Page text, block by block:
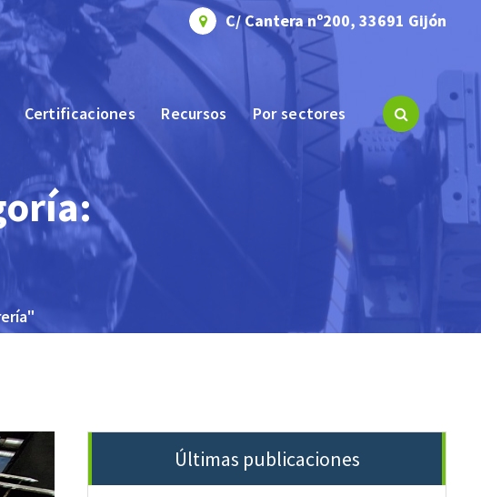
C/ Cantera nº200, 33691 Gijón
Certificaciones Recursos Por sectores
Últimas publicaciones